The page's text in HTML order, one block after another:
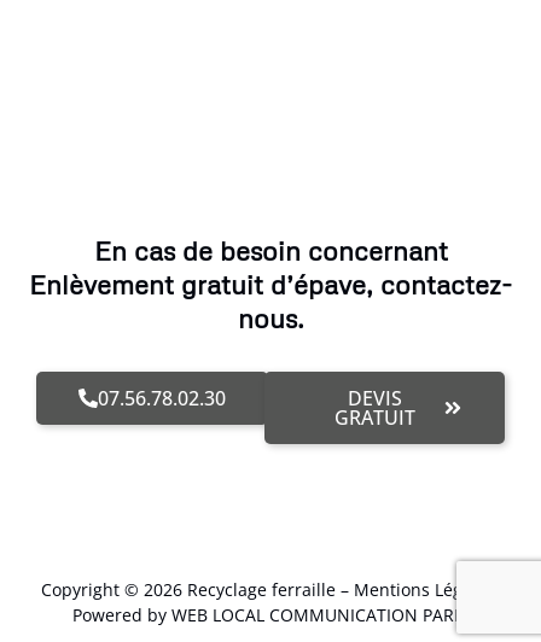
En cas de besoin concernant
Enlèvement gratuit d’épave, contactez-
nous.
07.56.78.02.30 DEVIS
GRATUIT
Copyright © 2026 Recyclage ferraille – Mentions Légales
Powered by WEB LOCAL COMMUNICATION PARIS